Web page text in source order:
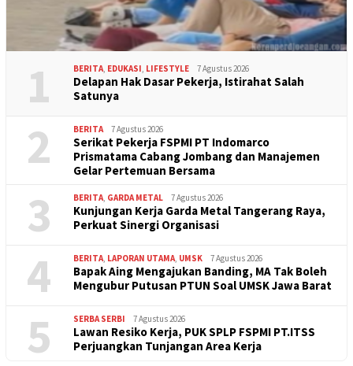
1 BERITA EDUKASI LIFESTYLE 7 Agustus 2026
Delapan Hak Dasar Pekerja, Istirahat Salah
Satunya
2 BERITA 7 Agustus 2026
Serikat Pekerja FSPMI PT Indomarco
Prismatama Cabang Jombang dan Manajemen
Gelar Pertemuan Bersama
3 BERITA GARDA METAL 7 Agustus 2026
Kunjungan Kerja Garda Metal Tangerang Raya,
Perkuat Sinergi Organisasi
4 BERITA LAPORAN UTAMA UMSK 7 Agustus 2026
Bapak Aing Mengajukan Banding, MA Tak Boleh
Mengubur Putusan PTUN Soal UMSK Jawa Barat
5 SERBA SERBI 7 Agustus 2026
Lawan Resiko Kerja, PUK SPLP FSPMI PT.ITSS
Perjuangkan Tunjangan Area Kerja